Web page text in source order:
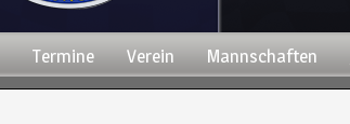
Termine Verein Mannschaften